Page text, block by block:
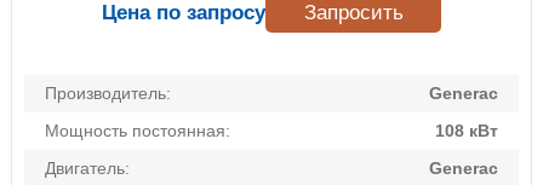
Производитель:
Generac
Мощность постоянная:
108 кВт
Двигатель:
Generac
Цена по запросу Запросить